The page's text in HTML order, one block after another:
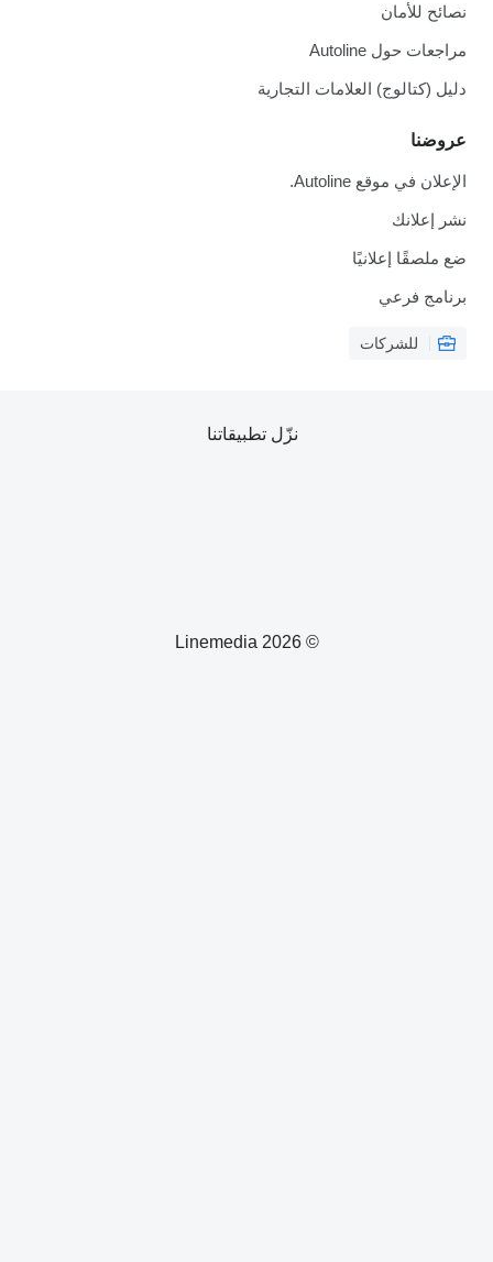
نصائح للأمان
مراجعات حول Autoline
دليل (كتالوج) العلامات التجارية
عروضنا
الإعلان في موقع Autoline.
نشر إعلانك
ضع ملصقًا إعلانيًا
برنامج فرعي
للشركات
© 2026 Linemedia
نزّل تطبيقاتنا